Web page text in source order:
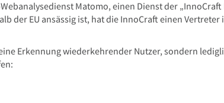
Matomo, einen Dienst der
der EU ansässig ist, hat die InnoCraft einen
Erkennung wiederkehrender Nutzer, sondern